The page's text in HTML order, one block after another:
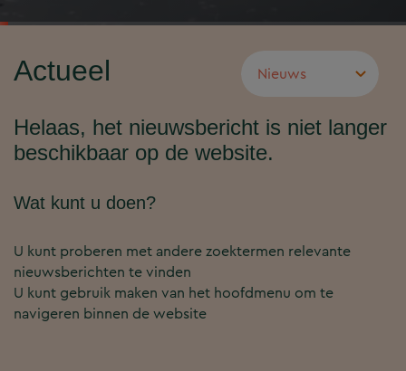
Actueel
Helaas, het nieuwsbericht is niet langer
beschikbaar op de website.
Wat kunt u doen?
U kunt proberen met andere zoektermen relevante
nieuwsberichten te vinden
U kunt gebruik maken van het hoofdmenu om te
navigeren binnen de website